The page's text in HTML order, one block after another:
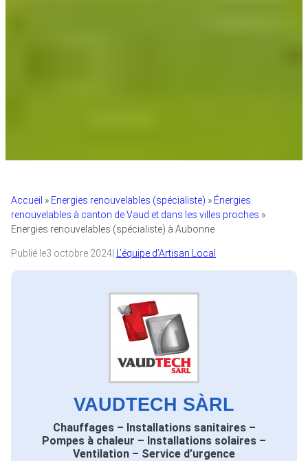
Accueil » Energies renouvelables (spécialiste) » Énergies
renouvelables à canton de Vaud et dans les villes proches »
Energies renouvelables (spécialiste) à Aubonne
Publié le3 octobre 2024 L’équipe d’Artisan Local
VAUDTECH SÀRL
Chauffages – Installations sanitaires –
Pompes à chaleur – Installations solaires –
Ventilation – Service d’urgence